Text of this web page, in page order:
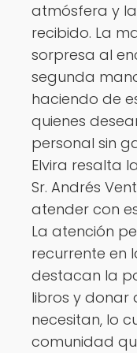
atmósfera y
recibido. La
sorpresa al
segunda
haciendo de
quienes
personal sin
Elvira resalta
Sr. Andrés
atender con
La atención
recurrente en
destacan la
libros y donar
necesitan, lo
comunidad